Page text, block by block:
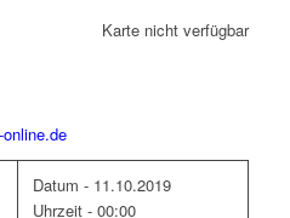
Karte nicht verfügbar
Datum - 11.10.2019
Uhrzeit - 00:00